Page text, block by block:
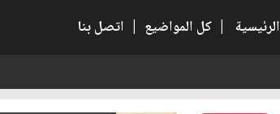
الرئيسية | كل المواضيع | اتصل بنا